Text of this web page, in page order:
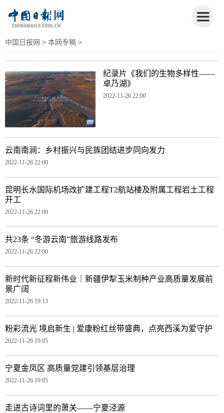
中国日报网 > 本网专稿 >
纪录片《我们的生物多样性——
卓乃湖》
2022-11-26 22:00
云南南涧：乡村振兴与民族团结进步同向发力
2022-11-26 22:00
昆明长水国际机场改扩建工程T2航站楼及附属工程岩土工程
开工
2022-11-26 22:00
共23条 “冬游云南”旅游线路发布
2022-11-26 22:00
新时代新征程新伟业｜新疆伊犁玉米制种产业高质量发展前
景广阔
2022-11-26 19:13
粉彩流光 境启新生 | 爱康粉红丝带盛典，点亮西溪为爱守护
2022-11-26 19:05
宁夏金凤区 高质量党建引领基层治理
2022-11-26 19:05
走进古诗词里的萧关——宁夏泾源